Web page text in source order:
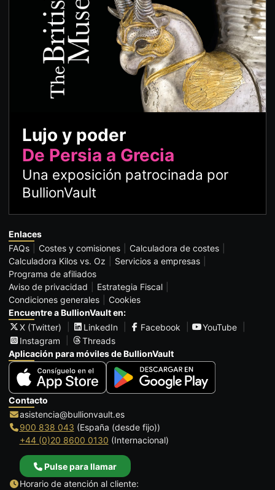
Lujo y poder
De Persia a Grecia
Una exposición patrocinada por
BullionVault
Enlaces
FAQs
Costes y comisiones
Calculadora de costes
Calculadora Kilos vs. Oz
Servicios a empresas
Programa de afiliados
Aviso de privacidad
Estrategia Fiscal
Condiciones generales
Cookies
Encuentre a BullionVault en:
X (Twitter)
LinkedIn Facebook
YouTube
Instagram
Threads
Aplicación para móviles de BullionVault
Contacto
asistencia@bullionvault.es
900 838 043 (España (desde fijo))
+44 (0)20 8600 0130 (Internacional)
Pulse para llamar
Horario de atención al cliente: